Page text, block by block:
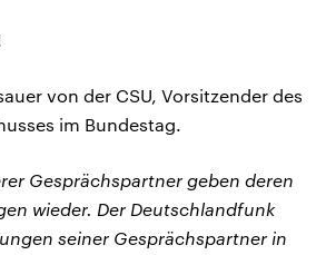
von der CSU, Vorsitzender des
im Bundestag.
Gesprächspartner geben deren
wieder. Der Deutschlandfunk
seiner Gesprächspartner in